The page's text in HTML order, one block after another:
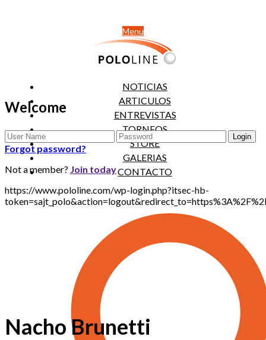
Menu
NOTICIAS
ARTICULOS
ENTREVISTAS
TORNEOS
STORE
GALERIAS
CONTACTO
Welcome
Forgot password?
Not a member? Join today
https://www.pololine.com/wp-login.php?itsec-hb-
Nacho Brunetti